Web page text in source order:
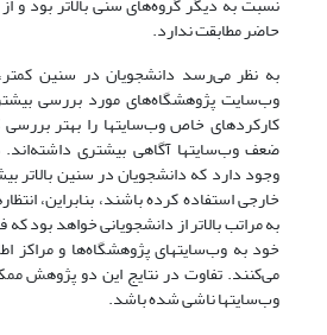
حاضر مطابقت ندارد.
به نظر می‌رسد دانشجویان در سنین
وب‌سایت پژوهشگاه‌های مورد بررسی بیشتر
کارکردهای خاص وب‌سایتها را بهتر بررسی
ضعف وب‌سایتها آگاهی بیشتری داشته‌اند.
وجود دارد که دانشجویان در سنین بالاتر
خارجی استفاده کرده باشند، بنابراین،
به مراتب بالاتر از دانشجویانی خواهد بود
خود به وب‌سایتهای پژوهشگاه‌ها و مراکز
می‌کنند. تفاوت در نتایج این دو پژوهش
وب‌سایتها ناشی شده باشد.